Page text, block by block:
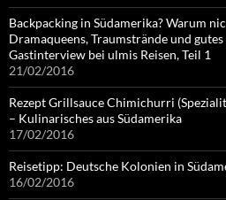
Backpacking in Südamerika? Warum
Dramaqueens, Traumstrände und
Gastinterview bei ulmis Reisen, Teil 1
21/02/2016
Rezept Grillsauce Chimichurri
– Kulinarisches aus Südamerika
17/02/2016
Reisetipp: Deutsche Kolonien in
16/02/2016